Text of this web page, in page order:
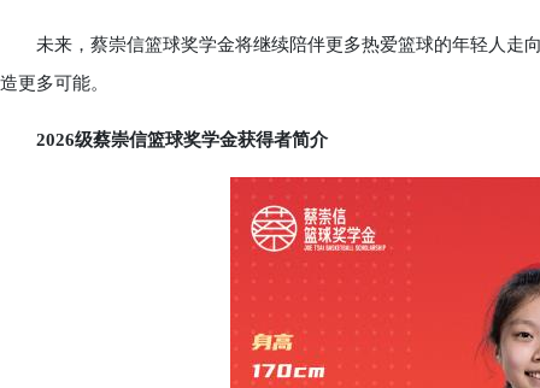
未来，蔡崇信篮球奖学金将继续陪伴更多热爱篮球的年轻人走
造更多可能。
2026级蔡崇信篮球奖学金获得者简介